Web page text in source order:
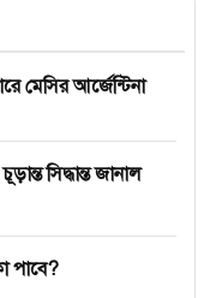
মেসির আর্জেন্টিনা
সিদ্ধান্ত জানাল
পাবে?